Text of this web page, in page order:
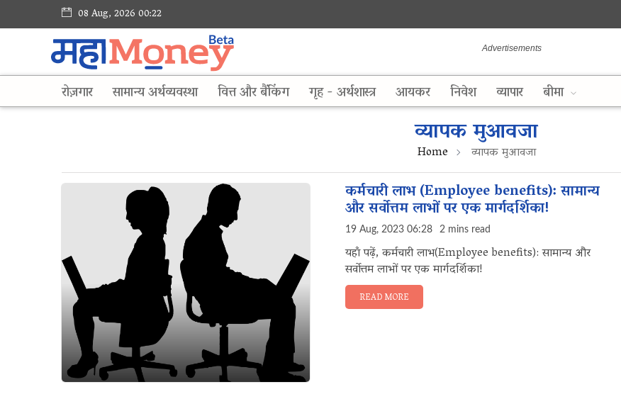
08 Aug, 2026 00:22
रोज़गार सामान्य अर्थव्यवस्था वित्त और बैंकिंग गृह - अर्थशास्त्र आयकर निवेश व्यापार बीमा
व्यापक मुआवजा
Home व्यापक मुआवजा
कर्मचारी लाभ (Employee benefits): सामान्य
और सर्वोत्तम लाभों पर एक मार्गदर्शिका!
19 Aug, 2023 06:28 2 mins read
यहाँ पढ़ें, कर्मचारी लाभ(Employee benefits): सामान्य और
सर्वोत्तम लाभों पर एक मार्गदर्शिका!
READ MORE